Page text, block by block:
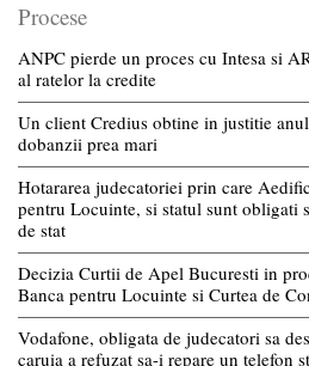
Procese
ANPC pierde un proces cu Intesa si
al ratelor la credite
Un client Credius obtine in justitie
dobanzii prea mari
Hotararea judecatoriei prin care
pentru Locuinte, si statul sunt obligati
de stat
Decizia Curtii de Apel Bucuresti in
Banca pentru Locuinte si Curtea de
Vodafone, obligata de judecatori sa
caruia a refuzat sa-i repare un telefon